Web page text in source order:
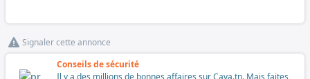
Signaler cette annonce
Conseils de sécurité
Il y a des millions de bonnes affaires sur Cava.tn. Mais faites